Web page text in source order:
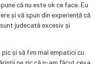
că nu este ok ce face. Eu
și vă spun din experiență că
judecată excesiv și
pic și să fim mai empatici cu